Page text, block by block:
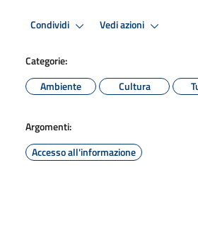
Condividi Vedi azioni
Categorie:
Ambiente
Cultura
Argomenti:
Accesso all'informazione